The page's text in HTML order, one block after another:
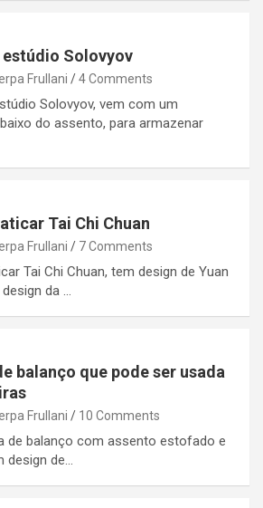
Solovyov
Frullani 4 Comments
Solovyov, vem com um
do assento, para armazenar
Tai Chi Chuan
Frullani 7 Comments
Tai Chi Chuan, tem design de Yuan
da …
balanço que pode ser usada
Frullani 10 Comments
de balanço com assento estofado e
design de…